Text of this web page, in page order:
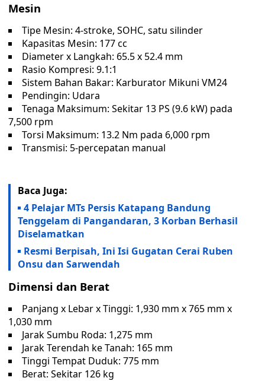
Mesin
Tipe Mesin: 4-stroke, SOHC, satu silinder
Kapasitas Mesin: 177 cc
Diameter x Langkah: 65.5 x 52.4 mm
Rasio Kompresi: 9.1:1
Sistem Bahan Bakar: Karburator Mikuni VM24
Pendingin: Udara
Tenaga Maksimum: Sekitar 13 PS (9.6 kW) pada
7,500 rpm
Torsi Maksimum: 13.2 Nm pada 6,000 rpm
Transmisi: 5-percepatan manual
Baca Juga:
4 Pelajar MTs Persis Katapang Bandung
Tenggelam di Pangandaran, 3 Korban Berhasil
Diselamatkan
Resmi Berpisah, Ini Isi Gugatan Cerai Ruben
Onsu dan Sarwendah
Dimensi dan Berat
Panjang x Lebar x Tinggi: 1,930 mm x 765 mm x
1,030 mm
Jarak Sumbu Roda: 1,275 mm
Jarak Terendah ke Tanah: 165 mm
Tinggi Tempat Duduk: 775 mm
Berat: Sekitar 126 kg